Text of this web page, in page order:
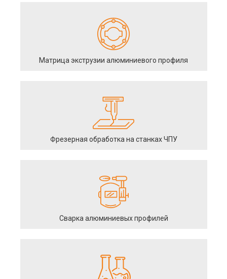
Матрица экструзии алюминиевого профиля
Фрезерная обработка на станках ЧПУ
Сварка алюминиевых профилей